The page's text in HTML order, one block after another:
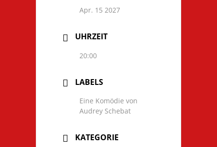
Apr. 15 2027
UHRZEIT
20:00
LABELS
Eine Komödie von
Audrey Schebat
KATEGORIE